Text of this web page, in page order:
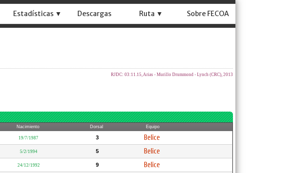
Estadísticas ▼ Descargas Ruta ▼ Sobre FECOA
RJDC: 03:11.15, Arias - Murillo Drummond - Lynch (CRC), 2013
Nacimiento Dorsal Equipo
19/7/1987 3 Belice
5/2/1994 5 Belice
24/12/1992 9 Belice